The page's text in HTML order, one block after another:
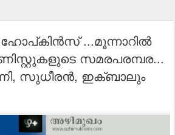
...മൂന്നാറിൽ
സമരപരമ്പര...
സുധീരന്‍, ഇക്ബാലും